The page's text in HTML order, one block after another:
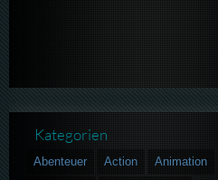
Kategorien
Abenteuer Action
Animation